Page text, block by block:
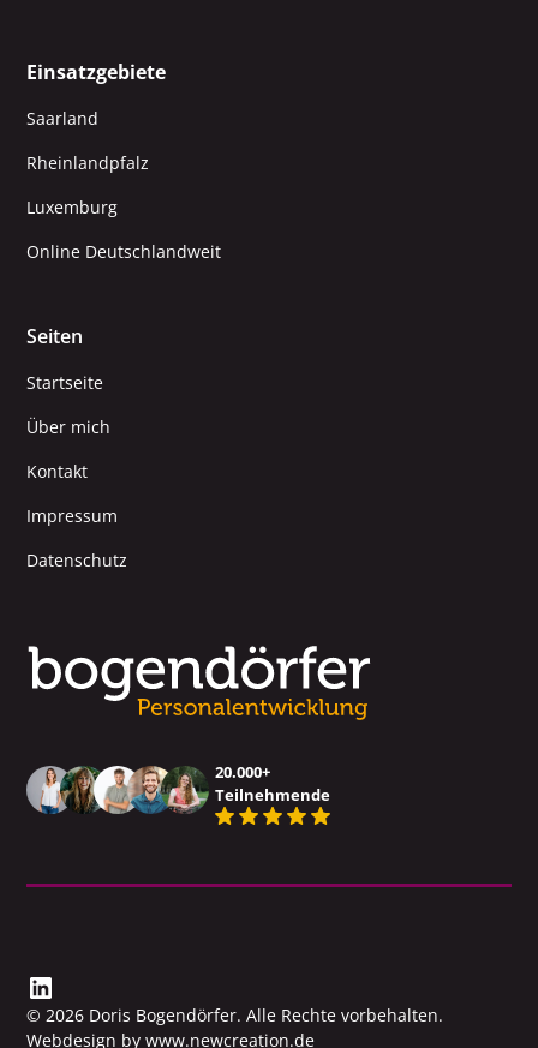
Einsatzgebiete
Saarland
Rheinlandpfalz
Luxemburg
Online Deutschlandweit
Seiten
Startseite
Über mich
Kontakt
Impressum
Datenschutz
20.000+
Teilnehmende
© 2026 Doris Bogendörfer. Alle Rechte vorbehalten.
Webdesign by www.newcreation.de